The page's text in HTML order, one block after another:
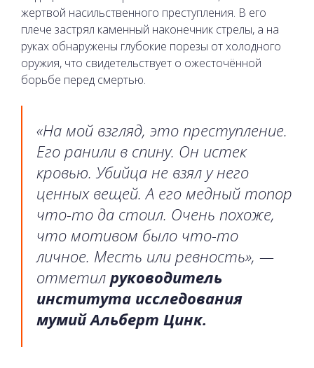
жертвой насильственного преступления. В его
плече застрял каменный наконечник стрелы, а на
руках обнаружены глубокие порезы от холодного
оружия, что свидетельствует о ожесточённой
борьбе перед смертью.
«На мой взгляд, это преступление.
Его ранили в спину. Он истек
кровью. Убийца не взял у него
ценных вещей. А его медный топор
что-то да стоил. Очень похоже,
что мотивом было что-то
личное. Месть или ревность», —
отметил руководитель
института исследования
мумий Альберт Цинк.